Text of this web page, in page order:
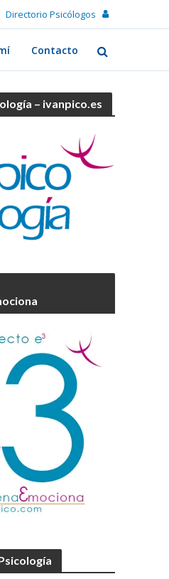
Directorio Psicólogos
Contacto
– ivanpico.es